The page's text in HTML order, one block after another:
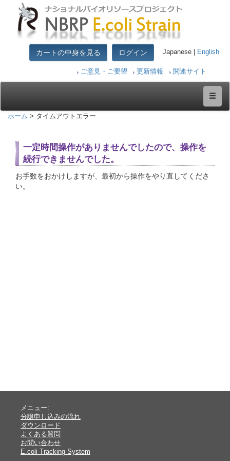
カートの中身を見る ログイン Japanese | English
ご意見・ご要望 更新情報 関連サイト
ホーム > タイムアウトエラー
一定時間操作がありませんでしたので、操作を
続行できませんでした。
お手数をおかけしますが、最初から操作をやり直してくださ
い。
メニュー:
分譲申し込みの流れ
ダウンロード
よくある質問
お問い合わせ
E.coli Tracking System